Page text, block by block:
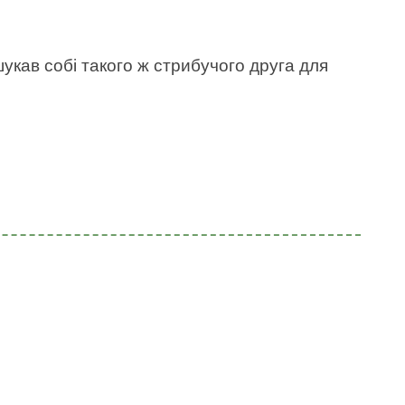
собі такого ж стрибучого друга для